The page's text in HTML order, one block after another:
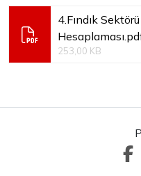
4.Fındık
253,00 KB